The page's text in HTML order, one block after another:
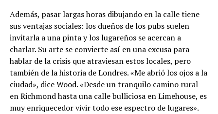
Además, pasar largas horas dibujando en la calle tiene
sus ventajas sociales: los dueños de los pubs suelen
invitarla a una pinta y los lugareños se acercan a
charlar. Su arte se convierte así en una excusa para
hablar de la crisis que atraviesan estos locales, pero
también de la historia de Londres. «Me abrió los ojos a la
ciudad», dice Wood. «Desde un tranquilo camino rural
en Richmond hasta una calle bulliciosa en Limehouse, es
muy enriquecedor vivir todo ese espectro de lugares».